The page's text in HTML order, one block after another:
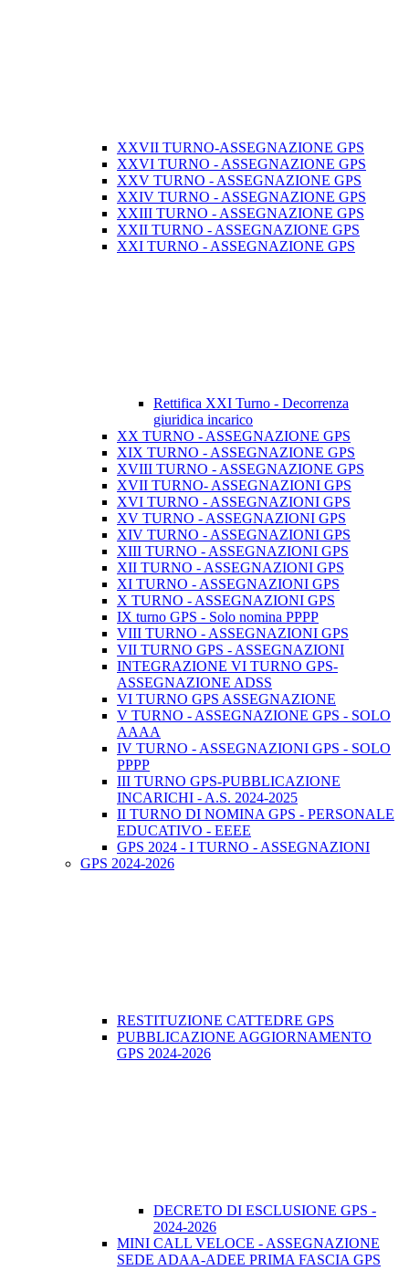
XXVII TURNO-ASSEGNAZIONE GPS
XXVI TURNO - ASSEGNAZIONE GPS
XXV TURNO - ASSEGNAZIONE GPS
XXIV TURNO - ASSEGNAZIONE GPS
XXIII TURNO - ASSEGNAZIONE GPS
XXII TURNO - ASSEGNAZIONE GPS
XXI TURNO - ASSEGNAZIONE GPS
Rettifica XXI Turno - Decorrenza
giuridica incarico
XX TURNO - ASSEGNAZIONE GPS
XIX TURNO - ASSEGNAZIONE GPS
XVIII TURNO - ASSEGNAZIONE GPS
XVII TURNO- ASSEGNAZIONI GPS
XVI TURNO - ASSEGNAZIONI GPS
XV TURNO - ASSEGNAZIONI GPS
XIV TURNO - ASSEGNAZIONI GPS
XIII TURNO - ASSEGNAZIONI GPS
XII TURNO - ASSEGNAZIONI GPS
XI TURNO - ASSEGNAZIONI GPS
X TURNO - ASSEGNAZIONI GPS
IX turno GPS - Solo nomina PPPP
VIII TURNO - ASSEGNAZIONI GPS
VII TURNO GPS - ASSEGNAZIONI
INTEGRAZIONE VI TURNO GPS-
ASSEGNAZIONE ADSS
VI TURNO GPS ASSEGNAZIONE
V TURNO - ASSEGNAZIONE GPS - SOLO
AAAA
IV TURNO - ASSEGNAZIONI GPS - SOLO
PPPP
III TURNO GPS-PUBBLICAZIONE
INCARICHI - A.S. 2024-2025
II TURNO DI NOMINA GPS - PERSONALE
EDUCATIVO - EEEE
GPS 2024 - I TURNO - ASSEGNAZIONI
GPS 2024-2026
RESTITUZIONE CATTEDRE GPS
PUBBLICAZIONE AGGIORNAMENTO
GPS 2024-2026
DECRETO DI ESCLUSIONE GPS -
2024-2026
MINI CALL VELOCE - ASSEGNAZIONE
SEDE ADAA-ADEE PRIMA FASCIA GPS